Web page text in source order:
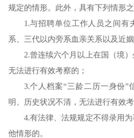
规定的情形。此外，具有下列情形
1.与招聘单位工作人员之间有
系、三代以内旁系血亲关系以及近姻
2.曾连续六个月以上在国（境
无法进行有效考察的；
3.个人档案“三龄二历一身份”
明、历史状况不清，无法进行有效考
4.有法律、法规规定不得录用
他情形的。